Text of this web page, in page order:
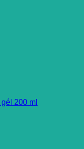
200 ml